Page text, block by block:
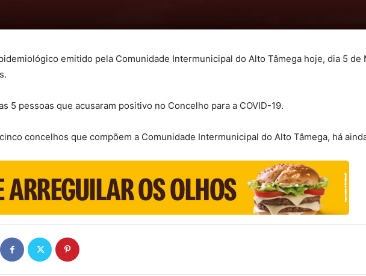
emitido pela Comunidade Intermunicipal do Alto Tâmega hoje, dia 5 de
5 pessoas que acusaram positivo no Concelho para a COVID-19.
concelhos que compõem a Comunidade Intermunicipal do Alto Tâmega, há